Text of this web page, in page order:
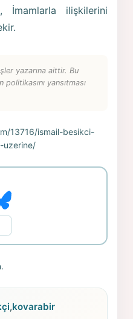
ilişkilerini
yazarına aittir. Bu
yansıtması
13716/ismail-besikci-
uzerine/
,kovarabir